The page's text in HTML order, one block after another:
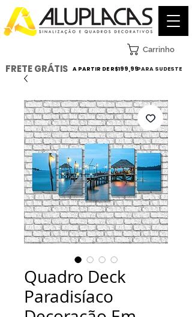
Carrinho
FRETE GRÁTIS A PARTIR DE R$199,99PARA SUDESTE
Quadro Deck
Paradisíaco